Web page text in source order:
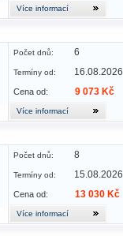
Více informací
6
Počet dnů:
16.08.2026
Termíny od:
9 073 Kč
Cena od:
Více informací
8
Počet dnů:
15.08.2026
Termíny od:
13 030 Kč
Cena od:
Více informací